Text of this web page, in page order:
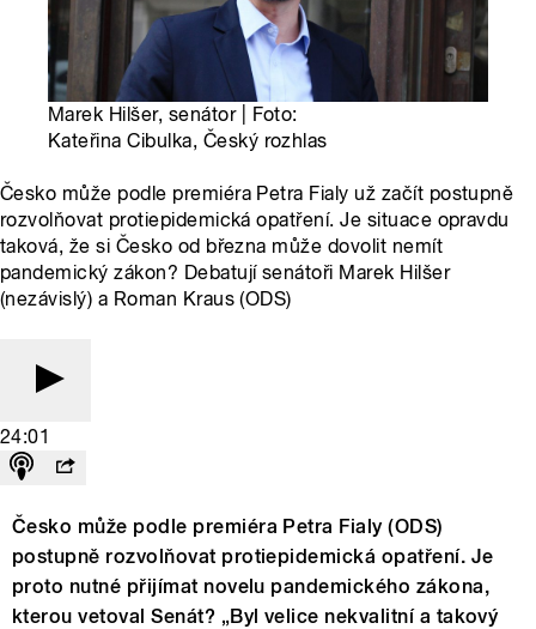
Marek Hilšer, senátor | Foto:
Kateřina Cibulka, Český rozhlas
Česko může podle premiéra Petra Fialy už začít postupně
rozvolňovat protiepidemická opatření. Je situace opravdu
taková, že si Česko od března může dovolit nemít
pandemický zákon? Debatují senátoři Marek Hilšer
(nezávislý) a Roman Kraus (ODS)
24:01
Česko může podle premiéra Petra Fialy (ODS)
postupně rozvolňovat protiepidemická opatření. Je
proto nutné přijímat novelu pandemického zákona,
kterou vetoval Senát? „Byl velice nekvalitní a takový